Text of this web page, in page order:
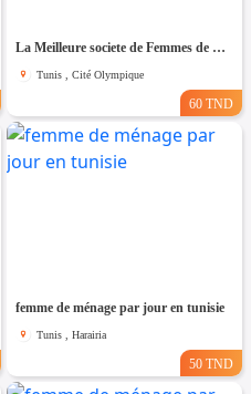
La Meilleure societe de Femmes de Ménage A cité olympique
Tunis , Cité Olympique
60 TND
femme de ménage par jour en tunisie
Tunis , Harairia
50 TND